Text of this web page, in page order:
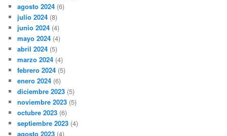
agosto 2024 (6)
julio 2024 (8)
junio 2024 (4)
mayo 2024 (4)
abril 2024 (5)
marzo 2024 (4)
febrero 2024 (5)
enero 2024 (6)
diciembre 2023 (5)
noviembre 2023 (5)
octubre 2023 (6)
septiembre 2023 (4)
agosto 2023 (4)